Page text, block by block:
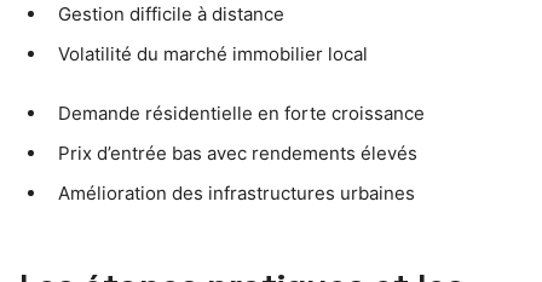
Gestion difficile à distance
Volatilité du marché immobilier local
Demande résidentielle en forte croissance
Prix d’entrée bas avec rendements élevés
Amélioration des infrastructures urbaines